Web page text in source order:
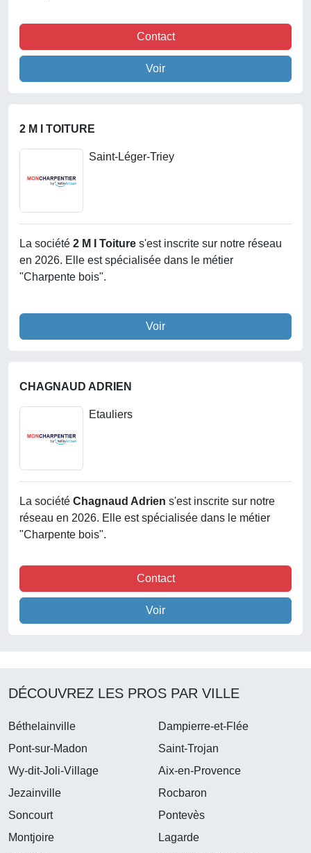
Contact
Voir
2 M I TOITURE
Saint-Léger-Triey
La société 2 M I Toiture s'est inscrite sur notre réseau
en 2026. Elle est spécialisée dans le métier
"Charpente bois".
Voir
CHAGNAUD ADRIEN
Etauliers
La société Chagnaud Adrien s'est inscrite sur notre
réseau en 2026. Elle est spécialisée dans le métier
"Charpente bois".
Contact
Voir
DÉCOUVREZ LES PROS PAR VILLE
Béthelainville
Dampierre-et-Flée
Pont-sur-Madon
Saint-Trojan
Wy-dit-Joli-Village
Aix-en-Provence
Jezainville
Rocbaron
Soncourt
Pontevès
Montjoire
Lagarde